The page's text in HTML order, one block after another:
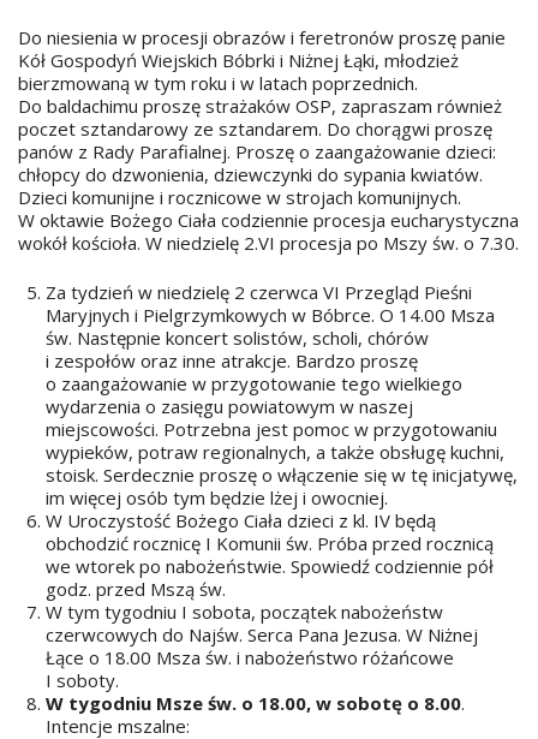
Do niesienia w procesji obrazów i feretronów proszę panie
Kół Gospodyń Wiejskich Bóbrki i Niżnej Łąki, młodzież
bierzmowaną w tym roku i w latach poprzednich.
Do baldachimu proszę strażaków OSP, zapraszam również
poczet sztandarowy ze sztandarem. Do chorągwi proszę
panów z Rady Parafialnej. Proszę o zaangażowanie dzieci:
chłopcy do dzwonienia, dziewczynki do sypania kwiatów.
Dzieci komunijne i rocznicowe w strojach komunijnych.
W oktawie Bożego Ciała codziennie procesja eucharystyczna
wokół kościoła. W niedzielę 2.VI procesja po Mszy św. o 7.30.
Za tydzień w niedzielę 2 czerwca VI Przegląd Pieśni
Maryjnych i Pielgrzymkowych w Bóbrce. O 14.00 Msza
św. Następnie koncert solistów, scholi, chórów
i zespołów oraz inne atrakcje. Bardzo proszę
o zaangażowanie w przygotowanie tego wielkiego
wydarzenia o zasięgu powiatowym w naszej
miejscowości. Potrzebna jest pomoc w przygotowaniu
wypieków, potraw regionalnych, a także obsługę kuchni,
stoisk. Serdecznie proszę o włączenie się w tę inicjatywę,
im więcej osób tym będzie lżej i owocniej.
W Uroczystość Bożego Ciała dzieci z kl. IV będą
obchodzić rocznicę I Komunii św. Próba przed rocznicą
we wtorek po nabożeństwie. Spowiedź codziennie pół
godz. przed Mszą św.
W tym tygodniu I sobota, początek nabożeństw
czerwcowych do Najśw. Serca Pana Jezusa. W Niżnej
Łące o 18.00 Msza św. i nabożeństwo różańcowe
I soboty.
W tygodniu Msze św. o 18.00, w sobotę o 8.00.
Intencje mszalne: